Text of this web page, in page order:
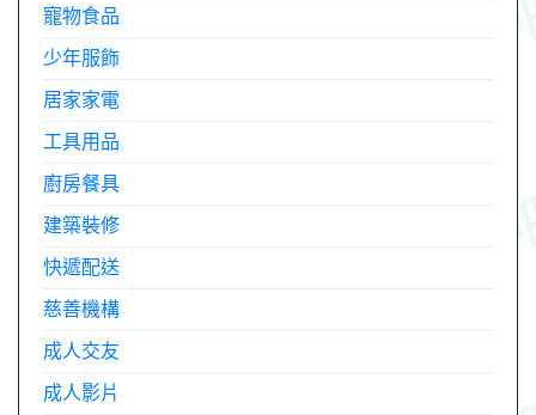
寵物食品
少年服飾
居家家電
工具用品
廚房餐具
建築裝修
快遞配送
慈善機構
成人交友
成人影片